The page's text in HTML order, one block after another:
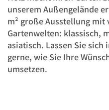
unserem Außengelände
m² große Ausstellung mit
Gartenwelten: klassisch,
asiatisch. Lassen Sie
gerne, wie Sie Ihre
umsetzen.